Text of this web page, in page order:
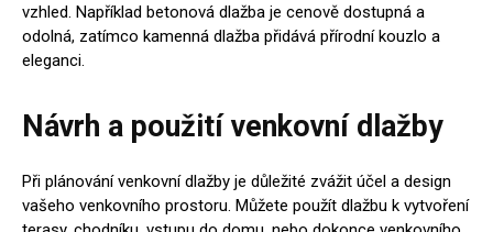
vzhled. Například betonová dlažba je cenově dostupná a
odolná, zatímco kamenná dlažba přidává přírodní kouzlo a
eleganci.
Návrh a použití venkovní dlažby
Při plánování venkovní dlažby je důležité zvážit účel a design
vašeho venkovního prostoru. Můžete použít dlažbu k vytvoření